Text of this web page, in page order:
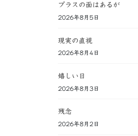
プラスの面はあるが
2026年8月5日
現実の直視
2026年8月4日
嬉しい日
2026年8月3日
残念
2026年8月2日